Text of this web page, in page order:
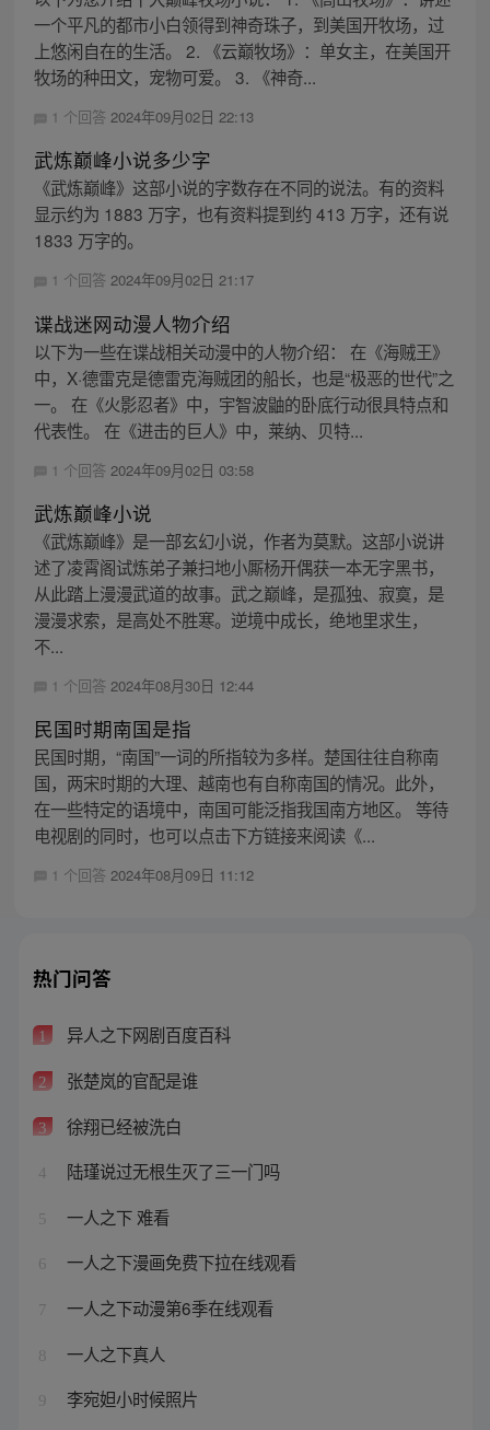
一个平凡的都市小白领得到神奇珠子，到美国开牧场，过
上悠闲自在的生活。 2. 《云巅牧场》：单女主，在美国开
牧场的种田文，宠物可爱。 3. 《神奇...
1 个回答 2024年09月02日 22:13
武炼巅峰小说多少字
《武炼巅峰》这部小说的字数存在不同的说法。有的资料
显示约为 1883 万字，也有资料提到约 413 万字，还有说
1833 万字的。
1 个回答 2024年09月02日 21:17
谍战迷网动漫人物介绍
以下为一些在谍战相关动漫中的人物介绍： 在《海贼王》
中，X·德雷克是德雷克海贼团的船长，也是“极恶的世代”之
一。 在《火影忍者》中，宇智波鼬的卧底行动很具特点和
代表性。 在《进击的巨人》中，莱纳、贝特...
1 个回答 2024年09月02日 03:58
武炼巅峰小说
《武炼巅峰》是一部玄幻小说，作者为莫默。这部小说讲
述了凌霄阁试炼弟子兼扫地小厮杨开偶获一本无字黑书，
从此踏上漫漫武道的故事。武之巅峰，是孤独、寂寞，是
漫漫求索，是高处不胜寒。逆境中成长，绝地里求生，
不...
1 个回答 2024年08月30日 12:44
民国时期南国是指
民国时期，“南国”一词的所指较为多样。楚国往往自称南
国，两宋时期的大理、越南也有自称南国的情况。此外，
在一些特定的语境中，南国可能泛指我国南方地区。 等待
电视剧的同时，也可以点击下方链接来阅读《...
1 个回答 2024年08月09日 11:12
热门问答
1 异人之下网剧百度百科
2 张楚岚的官配是谁
3 徐翔已经被洗白
4 陆瑾说过无根生灭了三一门吗
5 一人之下 难看
6 一人之下漫画免费下拉在线观看
7 一人之下动漫第6季在线观看
8 一人之下真人
9 李宛妲小时候照片